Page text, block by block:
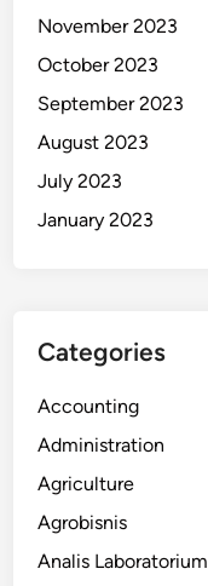
November 2023
October 2023
September 2023
August 2023
July 2023
January 2023
Categories
Accounting
Administration
Agriculture
Agrobisnis
Analis Laboratorium